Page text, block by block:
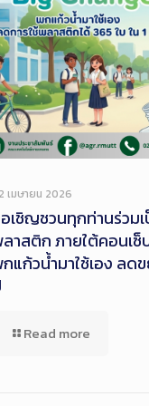
เมษายน 2026
เชิญชวนทุกท่านร่วม
าสติก ภายใต้คอนเซ็
แก้วน้ำมาใช้เอง ลด
Read more